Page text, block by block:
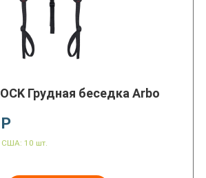
Грудная беседка Arbo
США: 10 шт.